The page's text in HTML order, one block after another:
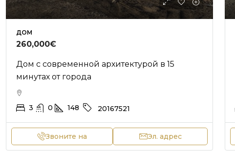
ДОМ
260,000€
Дом с современной архитектурой в 15
минутах от города
3 0 148 20167521
Звоните на Эл. адрес